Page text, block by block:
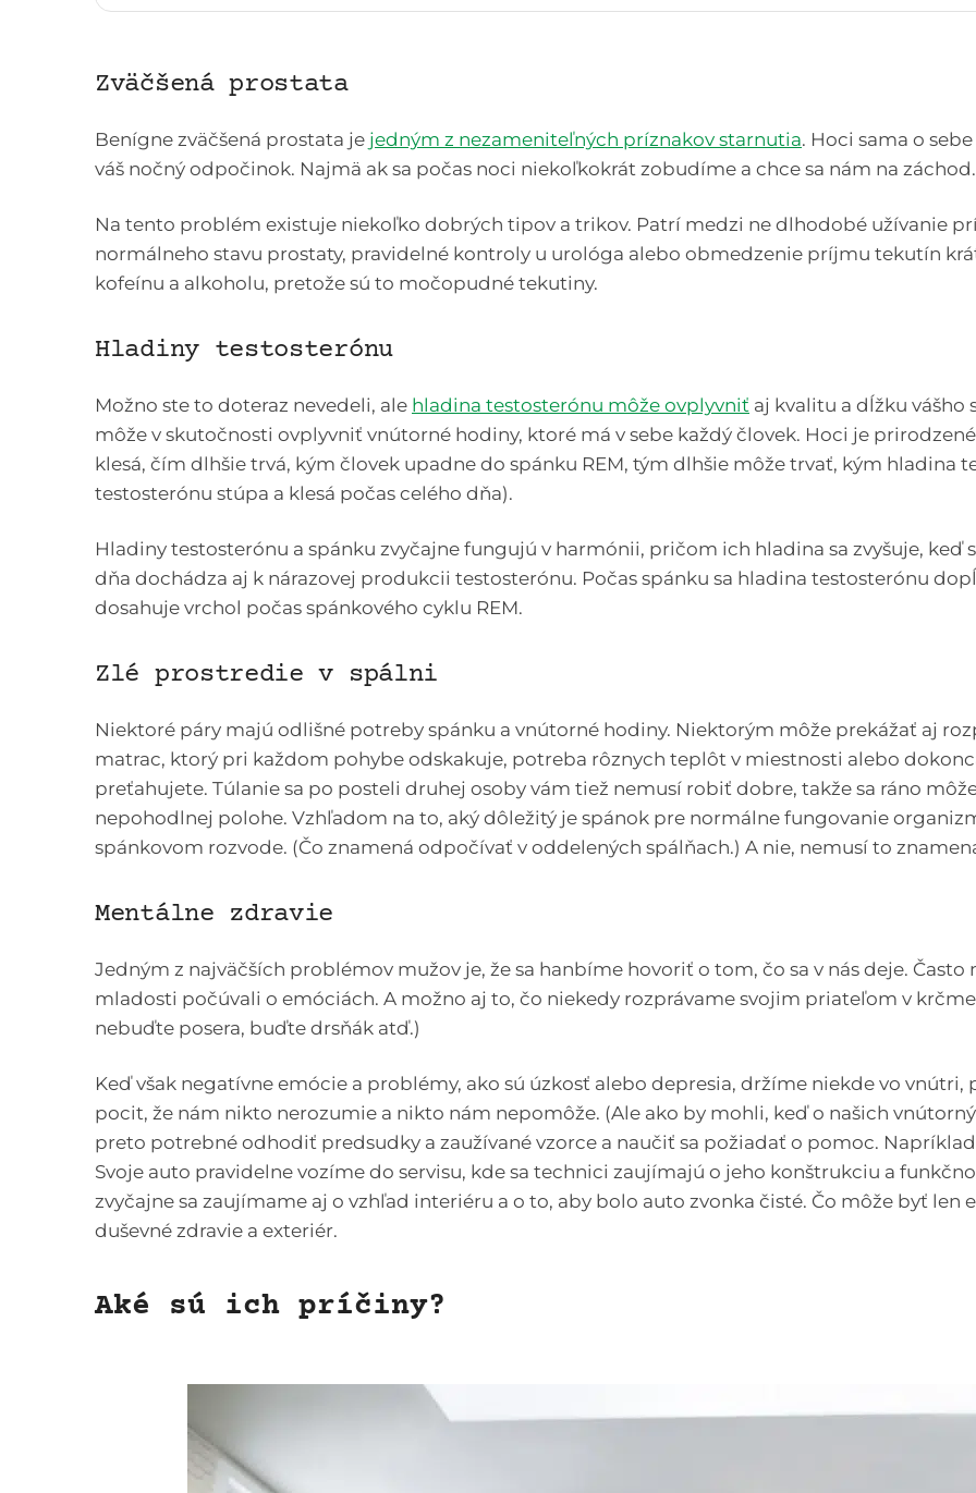
Zväčšená prostata
Benígne zväčšená prostata je jedným z nezameniteľných príznakov starnutia. Hoci sama o
váš nočný odpočinok. Najmä ak sa počas noci niekoľkokrát zobudíme a chce sa nám na záchod.
Na tento problém existuje niekoľko dobrých tipov a trikov. Patrí medzi ne dlhodobé užívanie
normálneho stavu prostaty, pravidelné kontroly u urológa alebo obmedzenie príjmu tekutín
kofeínu a alkoholu, pretože sú to močopudné tekutiny.
Hladiny testosterónu
Možno ste to doteraz nevedeli, ale hladina testosterónu môže ovplyvniť aj kvalitu a dĺžku vášho
môže v skutočnosti ovplyvniť vnútorné hodiny, ktoré má v sebe každý človek. Hoci je
klesá, čím dlhšie trvá, kým človek upadne do spánku REM, tým dlhšie môže trvať, kým hladina
testosterónu stúpa a klesá počas celého dňa).
Hladiny testosterónu a spánku zvyčajne fungujú v harmónii, pričom ich hladina sa zvyšuje, keď
dňa dochádza aj k nárazovej produkcii testosterónu. Počas spánku sa hladina testosterónu
dosahuje vrchol počas spánkového cyklu REM.
Zlé prostredie v spálni
Niektoré páry majú odlišné potreby spánku a vnútorné hodiny. Niektorým môže prekážať aj
matrac, ktorý pri každom pohybe odskakuje, potreba rôznych teplôt v miestnosti alebo
preťahujete. Túlanie sa po posteli druhej osoby vám tiež nemusí robiť dobre, takže sa ráno
nepohodlnej polohe. Vzhľadom na to, aký dôležitý je spánok pre normálne fungovanie
spánkovom rozvode. (Čo znamená odpočívať v oddelených spálňach.) A nie, nemusí to
Mentálne zdravie
Jedným z najväčších problémov mužov je, že sa hanbíme hovoriť o tom, čo sa v nás deje.
mladosti počúvali o emóciách. A možno aj to, čo niekedy rozprávame svojim priateľom v
nebuďte posera, buďte drsňák atď.)
Keď však negatívne emócie a problémy, ako sú úzkosť alebo depresia, držíme niekde vo vnútri,
pocit, že nám nikto nerozumie a nikto nám nepomôže. (Ale ako by mohli, keď o našich
preto potrebné odhodiť predsudky a zaužívané vzorce a naučiť sa požiadať o pomoc.
Svoje auto pravidelne vozíme do servisu, kde sa technici zaujímajú o jeho konštrukciu a
zvyčajne sa zaujímame aj o vzhľad interiéru a o to, aby bolo auto zvonka čisté. Čo môže byť
duševné zdravie a exteriér.
Aké sú ich príčiny?